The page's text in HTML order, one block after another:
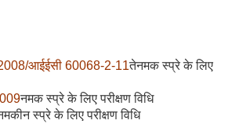
आईईसी 60068-2-11तेनमक स्प्रे के लिए
नमक स्प्रे के लिए परीक्षण विधि
स्प्रे के लिए परीक्षण विधि